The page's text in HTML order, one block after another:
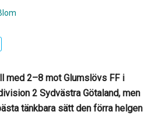
med 2–8 mot Glumslövs FF i
2 Sydvästra Götaland, men
tänkbara sätt den förra helgen